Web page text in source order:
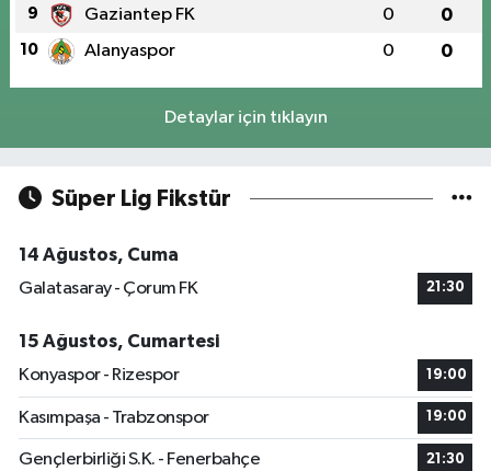
9 Gaziantep FK 0 0
10 Alanyaspor 0 0
Detaylar için tıklayın
Süper Lig Fikstür
14 Ağustos, Cuma
Galatasaray - Çorum FK
21:30
15 Ağustos, Cumartesi
Konyaspor - Rizespor
19:00
Kasımpaşa - Trabzonspor 19:00
Gençlerbirliği S.K. - Fenerbahçe 21:30